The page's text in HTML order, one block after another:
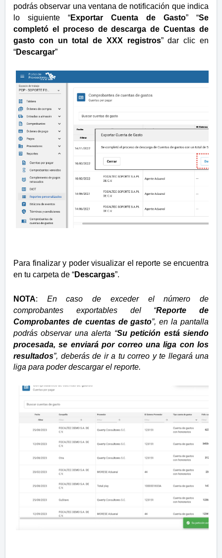
podrás observar una ventana de notificación que indica
lo siguiente “Exportar Cuenta de Gasto” “Se
completó el proceso de descarga de Cuentas de
gasto con un total de XXX registros” dar clic en
“Descargar”
Para finalizar y poder visualizar el reporte se encuentra
en tu carpeta de “Descargas”.
NOTA: En caso de exceder el número de
comprobantes exportables del “Reporte de
Comprobantes de cuentas de gasto”, en la pantalla
podrás observar una alerta “Su petición está siendo
procesada, se enviará por correo una liga con los
resultados”, deberás de ir a tu correo y te llegará una
liga para poder descargar el reporte.